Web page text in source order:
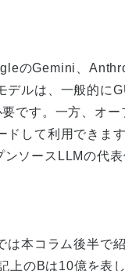
のGemini、
デルは、一般的に
です。一方、オ
ドして利用できま
ソースLLMの代表
本コラム後半で
のBは10億を表